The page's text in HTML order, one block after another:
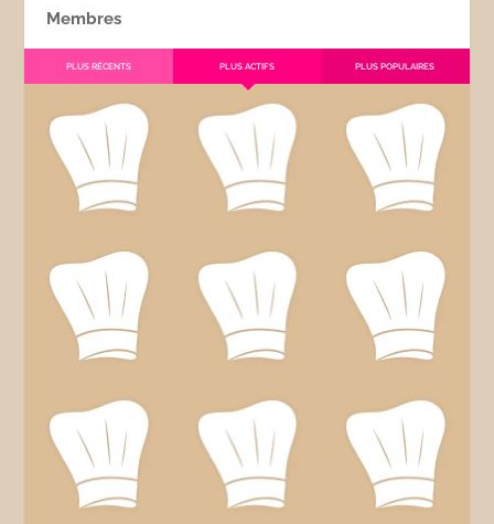
Membres
PLUS RÉCENTS PLUS ACTIFS PLUS POPULAIRES